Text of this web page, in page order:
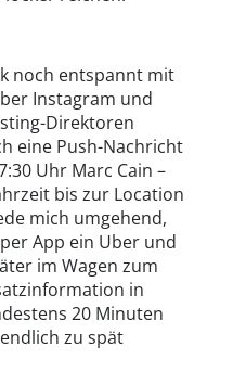
noch entspannt mit
Instagram und
Direktoren
eine Push-Nachricht
Uhr Marc Cain –
bis zur Location
mich umgehend,
App ein Uber und
im Wagen zum
in
20 Minuten
zu spät